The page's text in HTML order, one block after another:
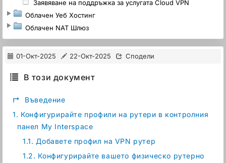
Заявяване на поддръжка за услугата Cloud VPN
Облачен Уеб Хостинг
Облачен NAT Шлюз
01-Окт-2025 22-Окт-2025 Сподели
В този документ
↱
Въведение
1. Конфигурирайте профили на рутери в контролния
панел My Interspace
1.1. Добавете профил на VPN рутер
1.2. Конфигурирайте вашето физическо рутерно